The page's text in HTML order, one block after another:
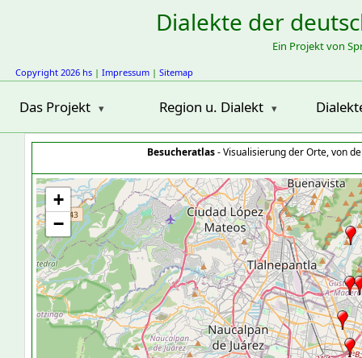
Dialekte der
Ein Projekt von
Copyright 2026 hs | Impressum | Sitemap
Das Projekt Region u. Dialekt
Besucheratlas- Visualisierung der Orte, von
+
−